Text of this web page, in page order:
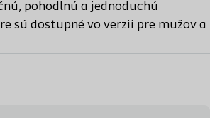
pohodlnú a jednoduchú
sú dostupné vo verzii pre mužov a